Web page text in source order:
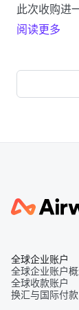
此次收购进
阅读更多
全球企业账户
全球企业账户
全球收款账户
换汇与国际付款